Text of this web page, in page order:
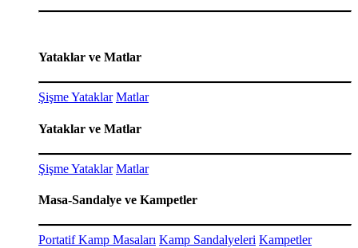
Yataklar ve Matlar
Şişme Yataklar Matlar
Yataklar ve Matlar
Şişme Yataklar Matlar
Masa-Sandalye ve Kampetler
Portatif Kamp Masaları Kamp Sandalyeleri Kampetler